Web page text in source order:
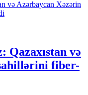
Qazaxıstan və
fiber-